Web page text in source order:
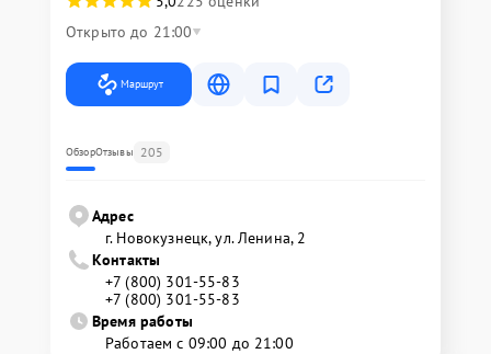
Открыто до 21:00
Маршрут
ОбзорОтзывы 205
Адрес
г. Новокузнецк, ул. Ленина, 2
Контакты
+7 (800) 301-55-83
+7 (800) 301-55-83
Время работы
Работаем с 09:00 до 21:00